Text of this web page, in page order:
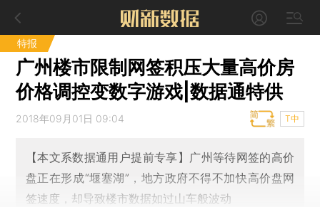
特报
广州楼市限制网签积压大量高价房
价格调控变数字游戏|数据通特供
2018年09月01日 09:04 T中
【本文系数据通用户提前专享】广州等待网签的高价
盘正在形成“堰塞湖”，地方政府不得不加快高价盘网
签速度，却导致楼市数据如过山车般波动